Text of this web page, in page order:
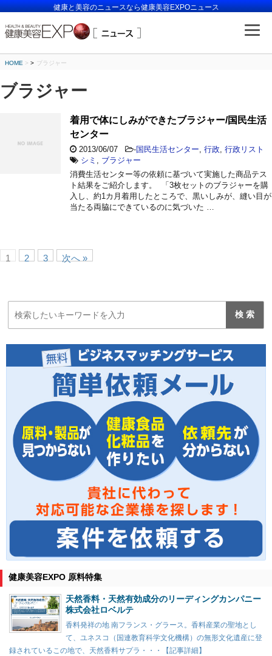
健康と美容のニュースなら健康美容EXPOニュース
HOME > ブラジャー
ブラジャー
着用で体にしみができたブラジャー/国民生活
センター
2013/06/07 -国民生活センター 行政 行政リスト
シミ
ブラジャー
消費生活センター等の依頼に基づいて実施した商品テス
ト結果をご紹介します。 「3枚セットのブラジャーを購
入し、約1カ月着用したところで、黒いしみが、縫い目が
当たる両脇にできているのに気づいた …
1 2 3 次へ »
健康美容EXPO 原料特集
天然香料・天然有効成分のリーディングカンパニー
株式会社ロベルテ
香料発祥の地 南フランス・グラース。香料産業の聖地とし
て、ユネスコ（国連教育科学文化機構）の無形文化遺産に登
録されているこの地で、天然香料サプラ・・・【記事詳細】